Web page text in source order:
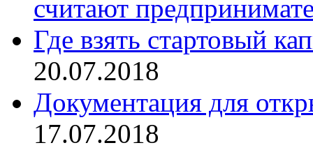
считают
Где взять стартовый
20.07.2018
Документация для
17.07.2018